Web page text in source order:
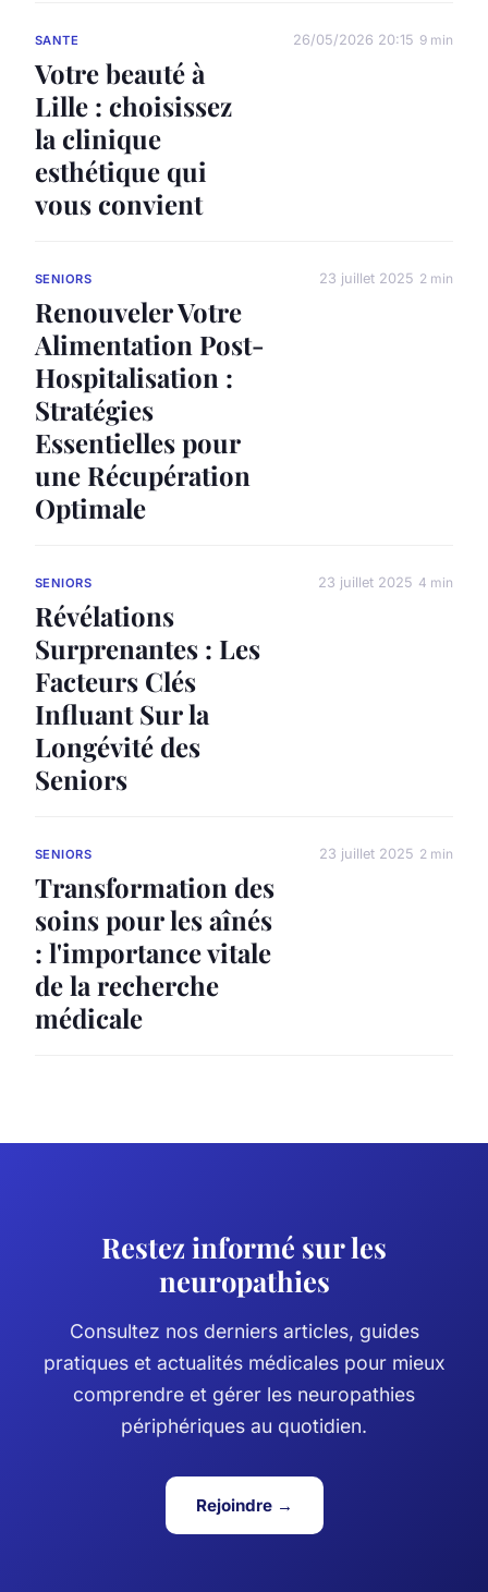
SANTE
Votre beauté à
Lille : choisissez
la clinique
esthétique qui
vous convient
26/05/2026 20:15 9 min
SENIORS
Renouveler Votre
Alimentation Post-
Hospitalisation :
Stratégies
Essentielles pour
une Récupération
Optimale
23 juillet 2025 2 min
SENIORS
Révélations
Surprenantes : Les
Facteurs Clés
Influant Sur la
Longévité des
Seniors
23 juillet 2025 4 min
SENIORS
Transformation des
soins pour les aînés
: l'importance vitale
de la recherche
médicale
23 juillet 2025 2 min
Restez informé sur les
neuropathies
Consultez nos derniers articles, guides
pratiques et actualités médicales pour mieux
comprendre et gérer les neuropathies
périphériques au quotidien.
Rejoindre →